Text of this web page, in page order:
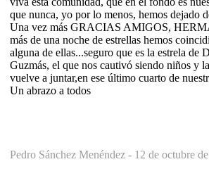
que nunca, yo por lo menos, hemos dejado
Una vez más GRACIAS AMIGOS,
más de una noche de estrellas hemos
alguna de ellas...seguro que es la estrela de
Guzmás, el que nos cautivó siendo niños y
vuelve a juntar,en ese último cuarto de
Un abrazo a todos
Pedro Sánchez Menéndez - 12 de octubre